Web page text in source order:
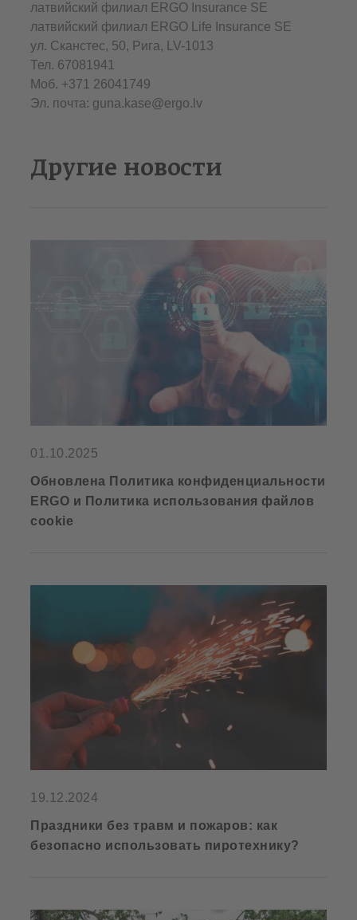
латвийский филиал ERGO Insurance SЕ
латвийский филиал ERGO Life Insurance SE
ул. Сканстес, 50, Рига, LV-1013
Тел. 67081941
Моб. +371 26041749
Эл. почта: guna.kase@ergo.lv
Другие новости
01.10.2025
Обновлена Политика конфиденциальности
ERGO и Политика использования файлов
cookie
19.12.2024
Праздники без травм и пожаров: как
безопасно использовать пиротехнику?